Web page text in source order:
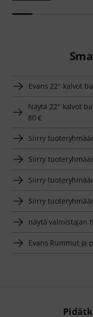
Evans 22" kalvot
Näytä 22" kalvot
80 €
Siirry
Siirry
Siirry
Siirry
näytä valmistajan
Evans Rummut ja